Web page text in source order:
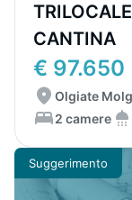
CANTINA
€ 97.650
Olgiate
2 camere
Suggerimento